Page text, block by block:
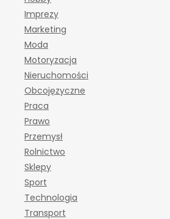
Imprezy
Marketing
Moda
Motoryzacja
Nieruchomości
Obcojęzyczne
Praca
Prawo
Przemysł
Rolnictwo
Sklepy
Sport
Technologia
Transport